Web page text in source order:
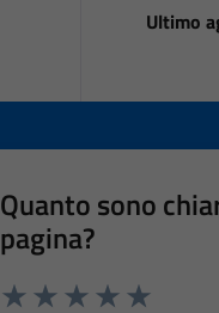
Ultimo
Quanto sono
pagina?